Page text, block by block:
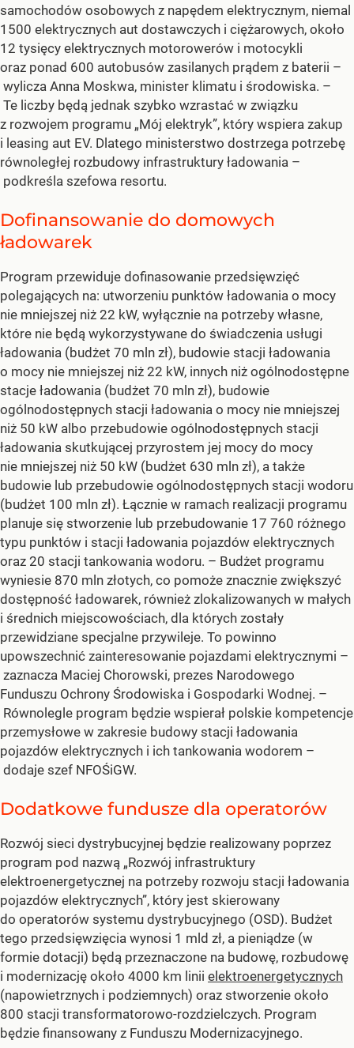
samochodów osobowych z napędem elektrycznym, niemal
1500 elektrycznych aut dostawczych i ciężarowych, około
12 tysięcy elektrycznych motorowerów i motocykli
oraz ponad 600 autobusów zasilanych prądem z baterii –
wylicza Anna Moskwa, minister klimatu i środowiska. –
Te liczby będą jednak szybko wzrastać w związku
z rozwojem programu „Mój elektryk”, który wspiera zakup
i leasing aut EV. Dlatego ministerstwo dostrzega potrzebę
równoległej rozbudowy infrastruktury ładowania –
podkreśla szefowa resortu.
Dofinansowanie do domowych
ładowarek
Program przewiduje dofinasowanie przedsięwzięć
polegających na: utworzeniu punktów ładowania o mocy
nie mniejszej niż 22 kW, wyłącznie na potrzeby własne,
które nie będą wykorzystywane do świadczenia usługi
ładowania (budżet 70 mln zł), budowie stacji ładowania
o mocy nie mniejszej niż 22 kW, innych niż ogólnodostępne
stacje ładowania (budżet 70 mln zł), budowie
ogólnodostępnych stacji ładowania o mocy nie mniejszej
niż 50 kW albo przebudowie ogólnodostępnych stacji
ładowania skutkującej przyrostem jej mocy do mocy
nie mniejszej niż 50 kW (budżet 630 mln zł), a także
budowie lub przebudowie ogólnodostępnych stacji wodoru
(budżet 100 mln zł). Łącznie w ramach realizacji programu
planuje się stworzenie lub przebudowanie 17 760 różnego
typu punktów i stacji ładowania pojazdów elektrycznych
oraz 20 stacji tankowania wodoru. – Budżet programu
wyniesie 870 mln złotych, co pomoże znacznie zwiększyć
dostępność ładowarek, również zlokalizowanych w małych
i średnich miejscowościach, dla których zostały
przewidziane specjalne przywileje. To powinno
upowszechnić zainteresowanie pojazdami elektrycznymi –
zaznacza Maciej Chorowski, prezes Narodowego
Funduszu Ochrony Środowiska i Gospodarki Wodnej. –
Równolegle program będzie wspierał polskie kompetencje
przemysłowe w zakresie budowy stacji ładowania
pojazdów elektrycznych i ich tankowania wodorem –
dodaje szef NFOŚiGW.
Dodatkowe fundusze dla operatorów
Rozwój sieci dystrybucyjnej będzie realizowany poprzez
program pod nazwą „Rozwój infrastruktury
elektroenergetycznej na potrzeby rozwoju stacji ładowania
pojazdów elektrycznych”, który jest skierowany
do operatorów systemu dystrybucyjnego (OSD). Budżet
tego przedsięwzięcia wynosi 1 mld zł, a pieniądze (w
formie dotacji) będą przeznaczone na budowę, rozbudowę
i modernizację około 4000 km linii elektroenergetycznych
(napowietrznych i podziemnych) oraz stworzenie około
800 stacji transformatorowo-rozdzielczych. Program
będzie finansowany z Funduszu Modernizacyjnego.